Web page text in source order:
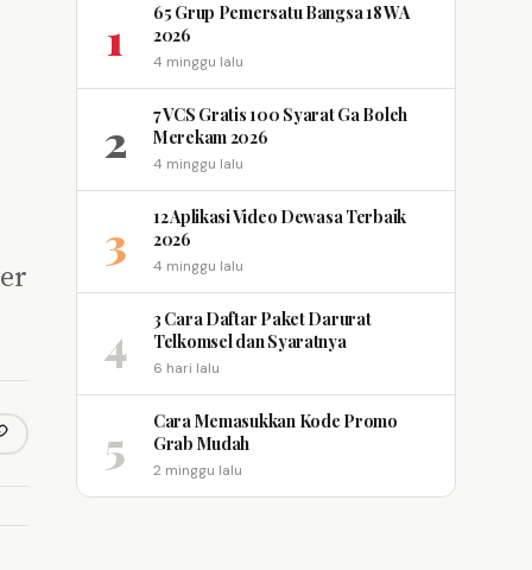
link
1
65 Grup Pemersatu Bangsa 18 WA
2026
4 minggu lalu
2
7 VCS Gratis 100 Syarat Ga Boleh
Merekam 2026
4 minggu lalu
3
12 Aplikasi Video Dewasa Terbaik
2026
4 minggu lalu
4
3 Cara Daftar Paket Darurat
Telkomsel dan Syaratnya
6 hari lalu
5
Cara Memasukkan Kode Promo
Grab Mudah
2 minggu lalu